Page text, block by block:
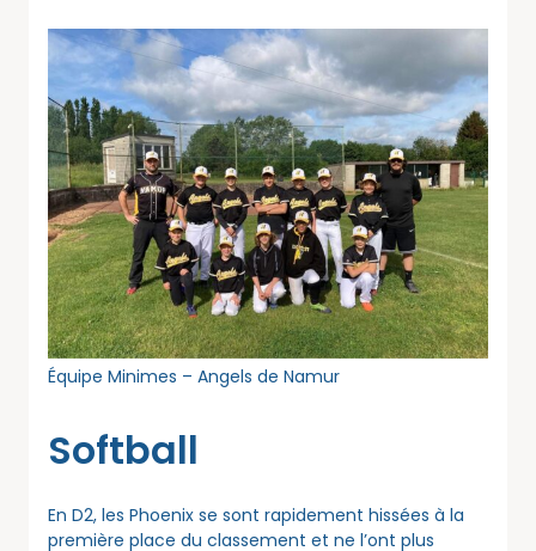
Équipe Minimes – Angels de Namur
Softball
En D2, les Phoenix se sont rapidement hissées à la
première place du classement et ne l’ont plus